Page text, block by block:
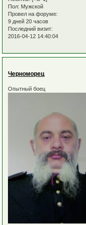
Пол: Мужской
Провел на форуме:
9 дней 20 часов
Последний визит:
2016-04-12 14:40:04
Черноморец
Опытный боец